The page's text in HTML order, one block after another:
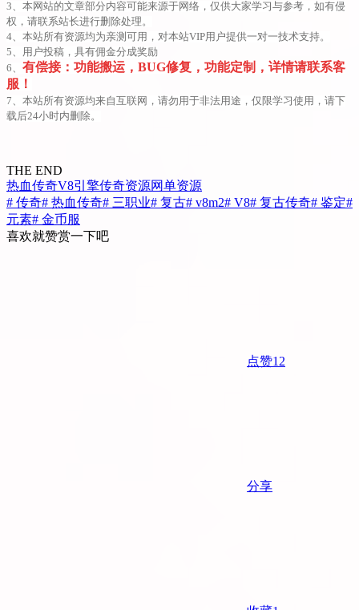
3、本网站的文章部分内容可能来源于网络，仅供大家学习与参考，如有侵
权，请联系站长进行删除处理。
4、本站所有资源均为亲测可用，对本站VIP用户提供一对一技术支持。
5、用户投稿，具有佣金分成奖励
6、 有偿接：功能搬运，BUG修复，功能定制，详情请联系客
服！
7、本站所有资源均来自互联网，请勿用于非法用途，仅限学习使用，请下
载后24小时内删除。
THE END
热血传奇V8引擎传奇资源网单资源
# 传奇# 热血传奇# 三职业# 复古# v8m2# V8# 复古传奇# 鉴定#
元素# 金币服
喜欢就赞赏一下吧
点赞12
分享